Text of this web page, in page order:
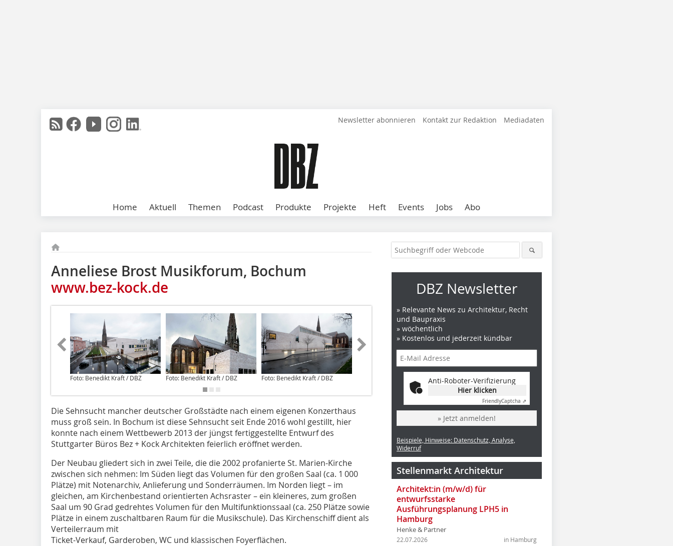
Newsletter abonnieren Kontakt zur Redaktion Mediadaten
Home Aktuell Themen Podcast Produkte Projekte Heft Events Jobs Abo
Anneliese Brost Musikforum, Bochum
www.bez-kock.de
Foto: Benedikt Kraft / DBZ Foto: Benedikt Kraft / DBZ Foto: Benedikt Kraft / DBZ Foto: Benedikt Kraft / DBZ
Die Sehnsucht mancher deutscher Großstädte nach einem eigenen Konzerthaus
muss groß sein. In Bochum ist diese Sehnsucht seit Ende 2016 wohl gestillt, hier
konnte nach einem Wettbewerb 2013 der jüngst fertiggestellte Entwurf des
Stuttgarter Büros Bez + Kock Architekten feierlich eröffnet werden.
Der Neubau gliedert sich in zwei Teile, die die 2002 profanierte St. Marien-Kirche
zwischen sich nehmen: Im Süden liegt das Volumen für den großen Saal (ca. 1 000
Plätze) mit Notenarchiv, Anlieferung und Sonderräumen. Im Norden liegt – im
gleichen, am Kirchenbestand orientierten Achsraster – ein kleineres, zum großen
Saal um 90 Grad gedrehtes Volumen für den Multifunktionssaal (ca. 250 Plätze sowie
Plätze in einem zuschaltbaren Raum für die Musikschule). Das Kirchenschiff dient als
Verteilerraum mit
Ticket-Verkauf, Garderoben, WC und klassischen Foyerflächen.
DBZ Newsletter
» Relevante News zu Architektur, Recht
und Baupraxis
» wöchentlich
» Kostenlos und jederzeit kündbar
Anti-Roboter-Verifizierung
Hier klicken
FriendlyCaptcha ⇗
» Jetzt anmelden!
Beispiele, Hinweise: Datenschutz, Analyse,
Widerruf
Stellenmarkt Architektur
Architekt:in (m/w/d) für
entwurfsstarke
Ausführungsplanung LPH5 in
Hamburg
Henke & Partner
in Hamburg
22.07.2026